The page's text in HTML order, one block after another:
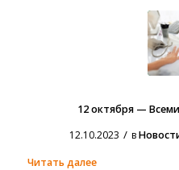
12 октября —
12.10.2023 / в
Читать далее